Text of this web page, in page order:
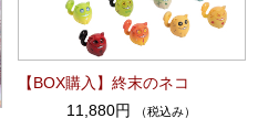
【BOX購入】終末のネコ
11,880円
（税込み）